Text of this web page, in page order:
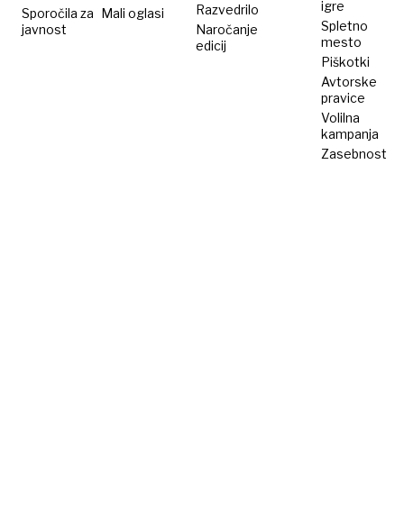
Sporočila za
javnost
Mali oglasi
Razvedrilo
Naročanje
edicij
igre
Spletno
mesto
Piškotki
Avtorske
pravice
Volilna
kampanja
Zasebnost